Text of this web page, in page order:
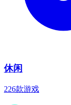
休闲
226款游戏